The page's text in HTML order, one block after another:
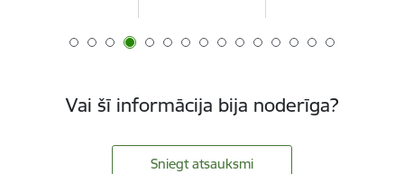
Vai šī informācija bija noderīga?
Sniegt atsauksmi